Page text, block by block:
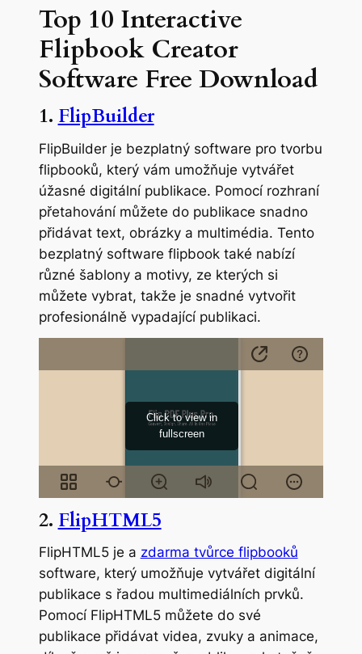
Top 10 Interactive
Flipbook Creator
Software Free Download
1. FlipBuilder
FlipBuilder je bezplatný software pro tvorbu
flipbooků, který vám umožňuje vytvářet
úžasné digitální publikace. Pomocí rozhraní
přetahování můžete do publikace snadno
přidávat text, obrázky a multimédia. Tento
bezplatný software flipbook také nabízí
různé šablony a motivy, ze kterých si
můžete vybrat, takže je snadné vytvořit
profesionálně vypadající publikaci.
2. FlipHTML5
FlipHTML5 je a zdarma tvůrce flipbooků
software, který umožňuje vytvářet digitální
publikace s řadou multimediálních prvků.
Pomocí FlipHTML5 můžete do své
publikace přidávat videa, zvuky a animace,